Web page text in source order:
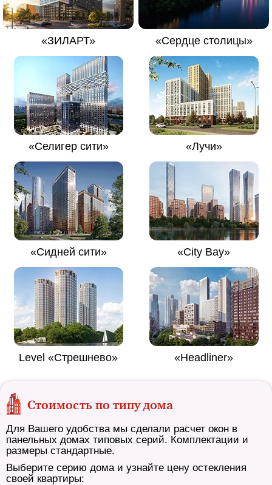
«ЗИЛАРТ» «Сердце столицы»
«Селигер сити» «Лучи»
«Сидней сити» «City Bay»
Level «Стрешнево» «Headliner»
Стоимость по типу дома
Для Вашего удобства мы сделали расчет окон в
панельных домах типовых серий. Комплектации и
размеры стандартные.
Выберите серию дома и узнайте цену остекления
своей квартиры: